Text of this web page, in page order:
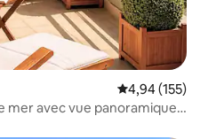
Évaluation
4,94 (155)
mer avec vue panoramique